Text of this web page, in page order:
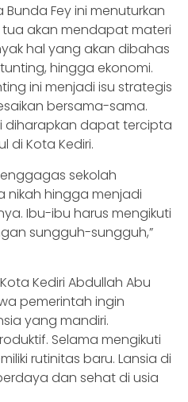
Fey ini menuturkan
akan mendapat materi
hal yang akan dibahas
hingga ekonomi.
ini menjadi isu strategis
bersama-sama.
diharapkan dapat tercipta
di Kota Kediri.
sekolah
nikah hingga menjadi
Ibu-ibu harus mengikuti
sungguh-sungguh,”
Kota Kediri Abdullah Abu
pemerintah ingin
yang mandiri.
Selama mengikuti
rutinitas baru. Lansia di
dan sehat di usia